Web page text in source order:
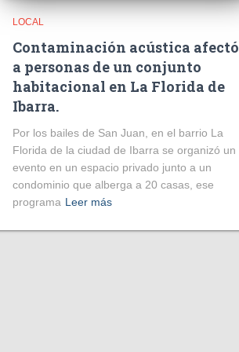
LOCAL
Contaminación acústica afectó
a personas de un conjunto
habitacional en La Florida de
Ibarra.
Por los bailes de San Juan, en el barrio La
Florida de la ciudad de Ibarra se organizó un
evento en un espacio privado junto a un
condominio que alberga a 20 casas, ese
programa Leer más